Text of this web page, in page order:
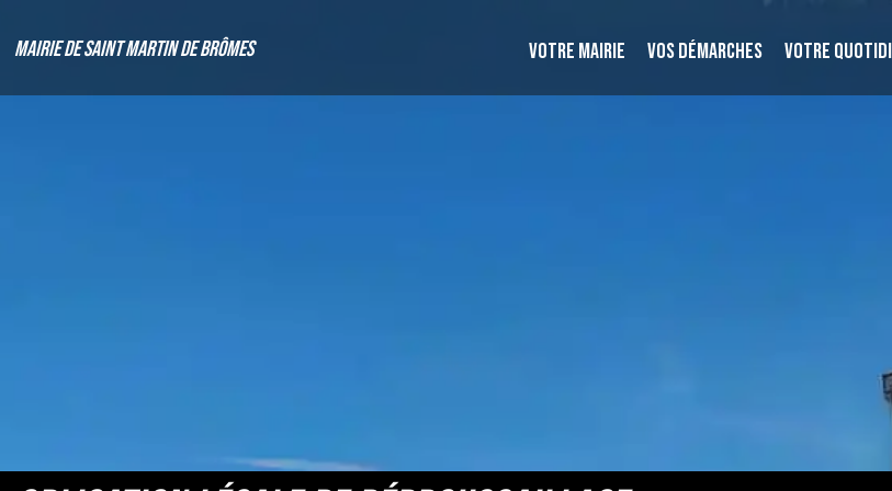
Mairie de Saint Martin de Brômes VOTRE MAIRIE VOS DÉMARCHES VOTRE